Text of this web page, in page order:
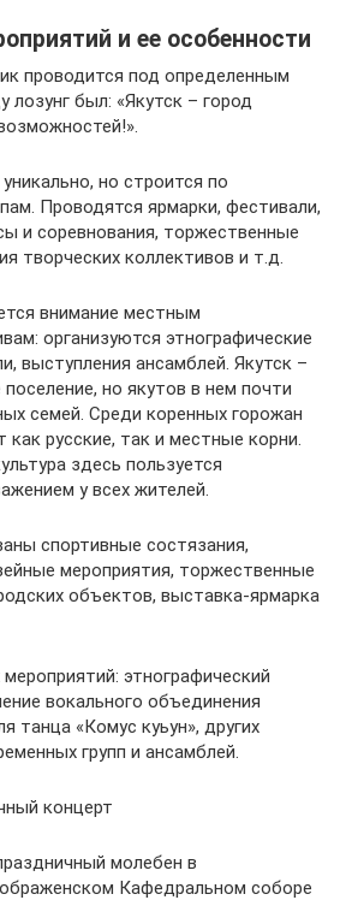
и ее особенности
проводится под определенным
лозунг был: «Якутск – город
но строится по
Проводятся ярмарки, фестивали,
и соревнования, торжественные
творческих коллективов и т.д.
внимание местным
организуются этнографические
выступления ансамблей. Якутск –
но якутов в нем почти
семей. Среди коренных горожан
русские, так и местные корни.
здесь пользуется
у всех жителей.
спортивные состязания,
мероприятия, торжественные
объектов, выставка-ярмарка
этнографический
вокального объединения
танца «Комус куьун», других
групп и ансамблей.
концерт
молебен в
Кафедральном соборе